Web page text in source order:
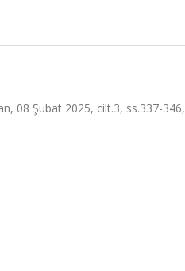
08 Şubat 2025, cilt.3, ss.337-